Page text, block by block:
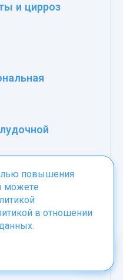
и цирроз
кишки
пузыря и его
повышения
можете
в отношении
.